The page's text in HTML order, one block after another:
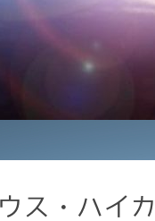
ス・ハイカ